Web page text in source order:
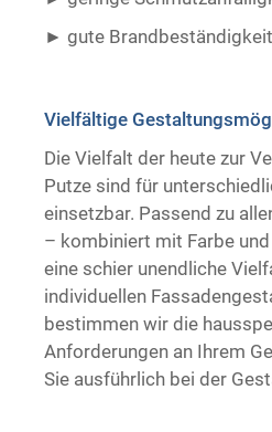
gute Brandbeständigkeit ​ ​
Vielfältige
Die Vielfalt der heute zur
Putze sind für
einsetzbar. Passend zu
– kombiniert mit Farbe
eine schier unendliche
individuellen
bestimmen wir die
Anforderungen an Ihrem
Sie ausführlich bei der